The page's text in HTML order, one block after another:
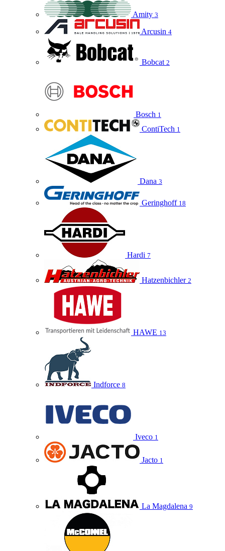
Amity 3
Arcusin 4
Bobcat 2
Bosch 1
ContiTech 1
Dana 3
Geringhoff 18
Hardi 7
Hatzenbichler 2
HAWE 13
Indforce 8
Iveco 1
Jacto 1
La Magdalena 9